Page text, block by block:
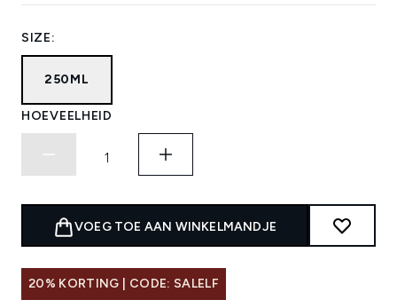
SIZE:
250ML
HOEVEELHEID
VOEG TOE AAN WINKELMANDJE
20% KORTING | CODE: SALELF